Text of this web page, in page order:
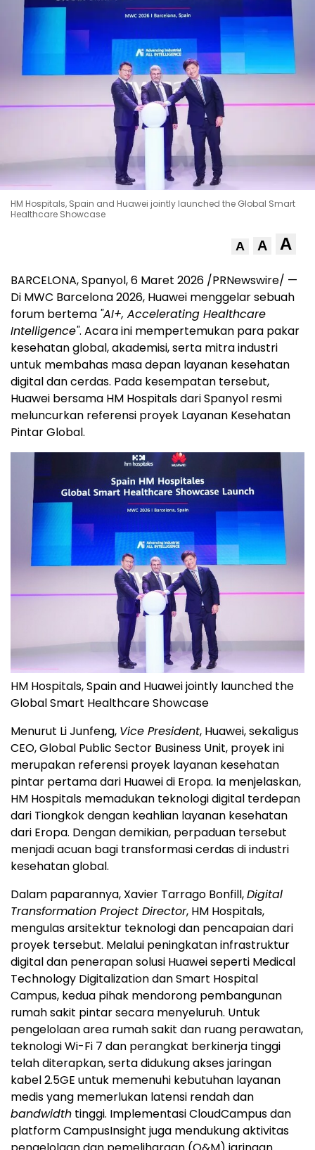
HM Hospitals, Spain and Huawei jointly launched the Global Smart
Healthcare Showcase
A A A
BARCELONA, Spanyol, 6 Maret 2026 /PRNewswire/ —
Di MWC Barcelona 2026, Huawei menggelar sebuah
forum bertema "AI+, Accelerating Healthcare
Intelligence". Acara ini mempertemukan para pakar
kesehatan global, akademisi, serta mitra industri
untuk membahas masa depan layanan kesehatan
digital dan cerdas. Pada kesempatan tersebut,
Huawei bersama HM Hospitals dari Spanyol resmi
meluncurkan referensi proyek Layanan Kesehatan
Pintar Global.
HM Hospitals, Spain and Huawei jointly launched the
Global Smart Healthcare Showcase
Menurut Li Junfeng, Vice President, Huawei, sekaligus
CEO, Global Public Sector Business Unit, proyek ini
merupakan referensi proyek layanan kesehatan
pintar pertama dari Huawei di Eropa. Ia menjelaskan,
HM Hospitals memadukan teknologi digital terdepan
dari Tiongkok dengan keahlian layanan kesehatan
dari Eropa. Dengan demikian, perpaduan tersebut
menjadi acuan bagi transformasi cerdas di industri
kesehatan global.
Dalam paparannya, Xavier Tarrago Bonfill,Digital
Transformation Project Director, HM Hospitals,
mengulas arsitektur teknologi dan pencapaian dari
proyek tersebut. Melalui peningkatan infrastruktur
digital dan penerapan solusi Huawei seperti Medical
Technology Digitalization dan Smart Hospital
Campus, kedua pihak mendorong pembangunan
rumah sakit pintar secara menyeluruh. Untuk
pengelolaan area rumah sakit dan ruang perawatan,
teknologi Wi-Fi 7 dan perangkat berkinerja tinggi
telah diterapkan, serta didukung akses jaringan
kabel 2.5GE untuk memenuhi kebutuhan layanan
medis yang memerlukan latensi rendah dan
bandwidth tinggi. Implementasi CloudCampus dan
platform CampusInsight juga mendukung aktivitas